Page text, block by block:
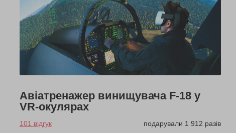
Авіатренажер винищувача F-18 у
VR-окулярах
101 відгук
подарували 1 912 разів